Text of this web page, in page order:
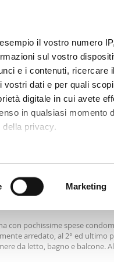
il vostro numero
sul vostro
e i contenuti, ricercare
dati e per quali
digitale in cui avete
in qualsiasi momento
privacy.
ricerca di caratteristiche
le tue preferenze nella
dalla Dichiarazione
fornire funzionalità dei
Marketing
Più filtri - 1
Ordine Mioaffitto
con pochissime spese
arredato, al 2° ed ultimo
da letto, bagno e balcone.